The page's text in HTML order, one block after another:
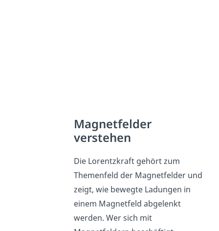
Magnetfelder
verstehen
Die Lorentzkraft gehört zum
Themenfeld der Magnetfelder und
zeigt, wie bewegte Ladungen in
einem Magnetfeld abgelenkt
werden. Wer sich mit